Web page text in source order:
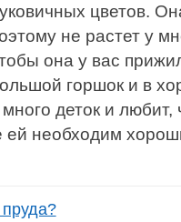
цветов.
не растет у
она у вас
горшок и в
деток и
необходим